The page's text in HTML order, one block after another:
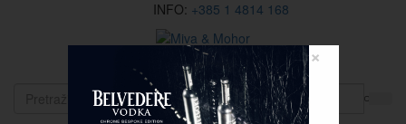
INFO: +385 1 4814 168
EN ×